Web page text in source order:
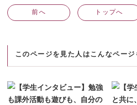
前へ トップへ
このページを見た人はこんなページ